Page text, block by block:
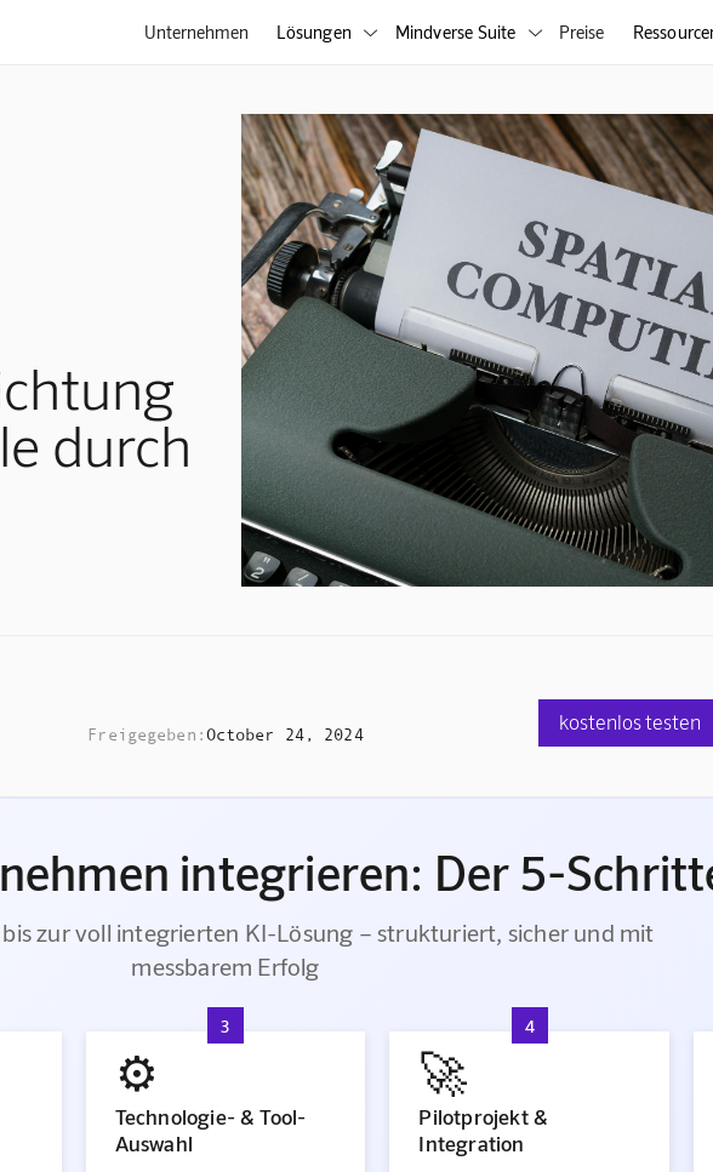
Unternehmen Lösungen  Mindverse Suite  Preise
durch
Freigegeben:October 24, 2024
kostenlos testen
integrieren: Der 5-
zur voll integrierten KI-Lösung – strukturiert, sicher und mit
messbarem Erfolg
3
⚙️
Technologie- & Tool-
Auswahl
4
🚀
Pilotprojekt &
Integration